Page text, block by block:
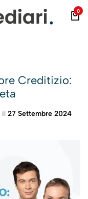
0
Creditizio:
il 27 Settembre 2024